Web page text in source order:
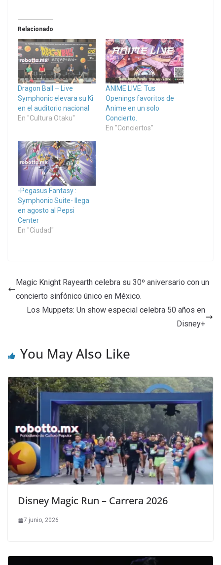
Relacionado
Dragon Ball – Live
Symphonic elevara su Ki
en el auditorio nacional
En "Cultura Otaku"
ANIME LIVE: Tus
Openings favoritos de
Anime en un solo
Concierto.
En "Conciertos"
-Pegasus Fantasy :
Symphonic Suite- llega
en agosto al Pepsi
Center
En "Ciudad"
Magic Knight Rayearth celebra su 30º aniversario con un
concierto sinfónico único en México.
Los Muppets: Un show especial celebra 50 años en
Disney+
You May Also Like
Disney Magic Run – Carrera 2026
7 junio, 2026